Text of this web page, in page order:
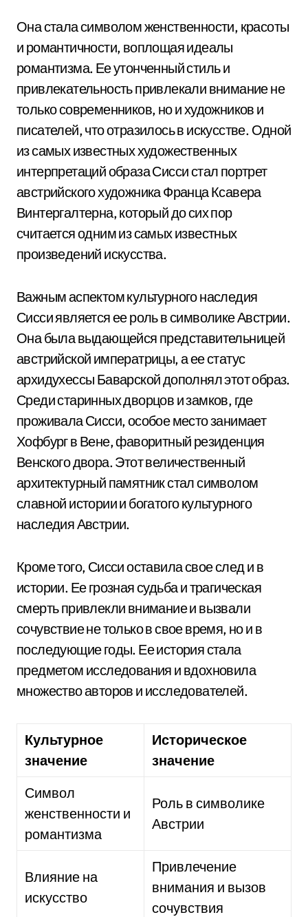
Она стала символом женственности, красоты
и романтичности, воплощая идеалы
романтизма. Ее утонченный стиль и
привлекательность привлекали внимание не
только современников, но и художников и
писателей, что отразилось в искусстве. Одной
из самых известных художественных
интерпретаций образа Сисси стал портрет
австрийского художника Франца Ксавера
Винтергалтерна, который до сих пор
считается одним из самых известных
произведений искусства.
Важным аспектом культурного наследия
Сисси является ее роль в символике Австрии.
Она была выдающейся представительницей
австрийской императрицы, а ее статус
архидухессы Баварской дополнял этот образ.
Среди старинных дворцов и замков, где
проживала Сисси, особое место занимает
Хофбург в Вене, фаворитный резиденция
Венского двора. Этот величественный
архитектурный памятник стал символом
славной истории и богатого культурного
наследия Австрии.
Кроме того, Сисси оставила свое след и в
истории. Ее грозная судьба и трагическая
смерть привлекли внимание и вызвали
сочувствие не только в свое время, но и в
последующие годы. Ее история стала
предметом исследования и вдохновила
множество авторов и исследователей.
Культурное
значение
Историческое
значение
Символ
женственности и
романтизма
Роль в символике
Австрии
Влияние на
искусство
Привлечение
внимания и вызов
сочувствия